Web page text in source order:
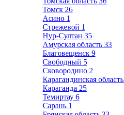
Томск 26
Асино 1
Стрежевой 1
Нур-Султан 35
Амурская область 33
Благовещенск 9
Свободный 5
Сковородино 2
Карагандинская область
Караганда 25
Темиртау 6
Сарань 1